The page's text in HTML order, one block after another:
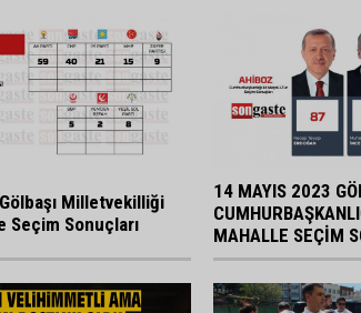
Milletvekilliği
Seçim Sonuçları
14 MAYIS 2023
MAHALLE SEÇİM